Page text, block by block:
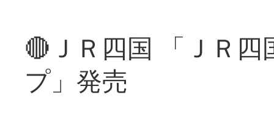
🔴ＪＲ四国 「ＪＲ
プ」発売